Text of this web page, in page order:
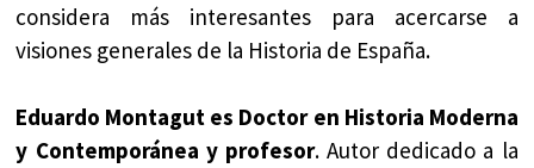
considera más interesantes para acercarse a
visiones generales de la Historia de España.
Eduardo Montagut es Doctor en Historia Moderna
y Contemporánea y profesor. Autor dedicado a la